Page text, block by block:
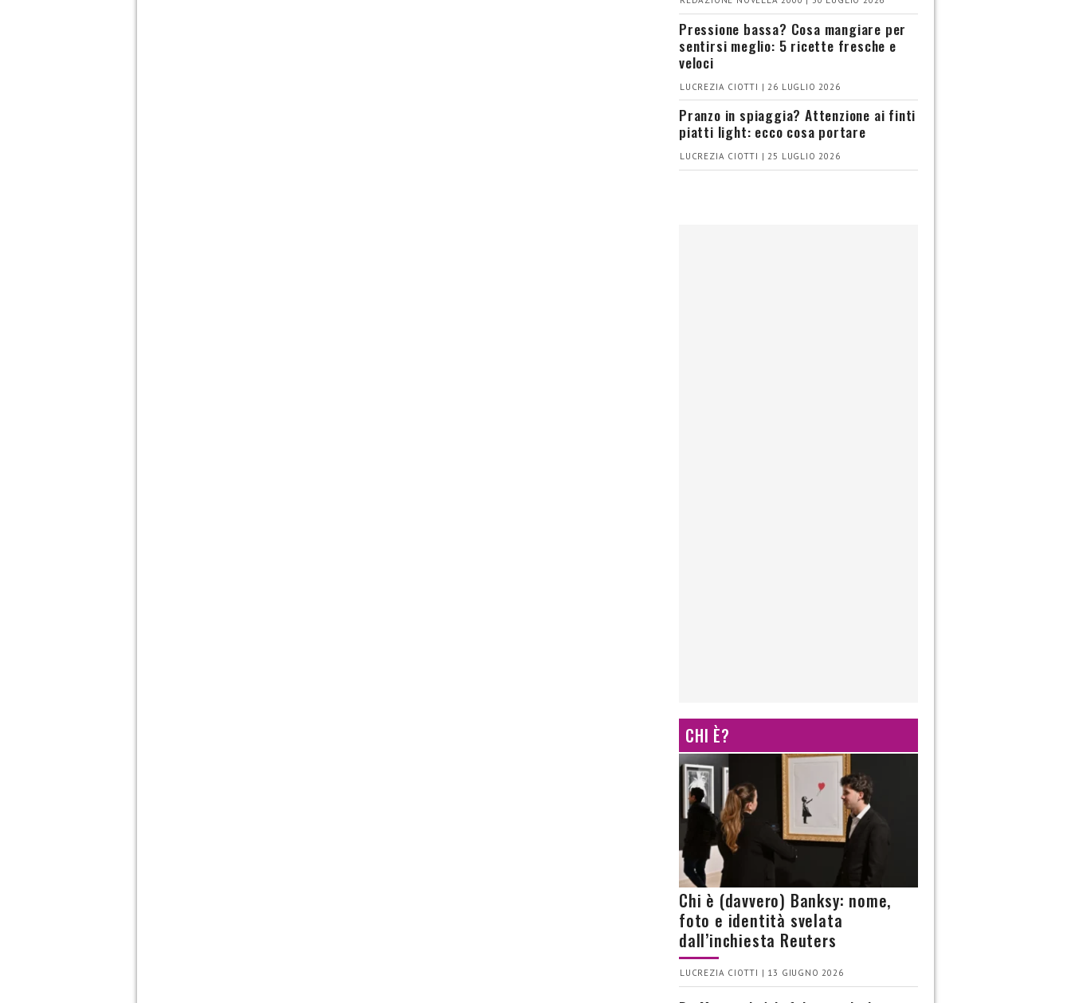
Pressione bassa? Cosa mangiare per
sentirsi meglio: 5 ricette fresche e
veloci
LUCREZIA CIOTTI | 26 LUGLIO 2026
Pranzo in spiaggia? Attenzione ai finti
piatti light: ecco cosa portare
LUCREZIA CIOTTI | 25 LUGLIO 2026
CHI È?
Chi è (davvero) Banksy: nome,
foto e identità svelata
dall’inchiesta Reuters
LUCREZIA CIOTTI | 13 GIUGNO 2026